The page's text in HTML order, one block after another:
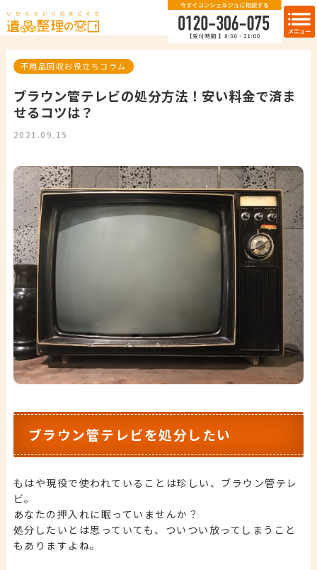
不用品回収お役立ちコラム
ブラウン管テレビの処分方法！安い料金で済ま
せるコツは？
2021.09.15
ブラウン管テレビを処分したい
もはや現役で使われていることは珍しい、ブラウン管テレ
ビ。
あなたの押入れに眠っていませんか？
処分したいとは思っていても、ついつい放ってしまうこと
もありますよね。